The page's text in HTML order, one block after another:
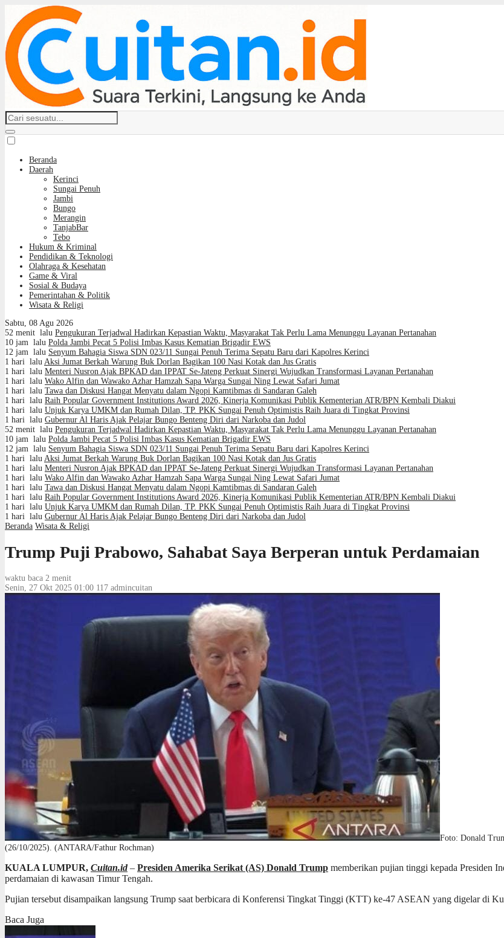
Beranda
Daerah
Kerinci
Sungai Penuh
Jambi
Bungo
Merangin
TanjabBar
Tebo
Hukum & Kriminal
Pendidikan & Teknologi
Olahraga & Kesehatan
Game & Viral
Sosial & Budaya
Pemerintahan & Politik
Wisata & Religi
Sabtu, 08 Agu 2026
52 menit lalu Pengukuran Terjadwal Hadirkan Kepastian Waktu, Masyarakat Tak Perlu Lama Menunggu Layanan Pertanahan
10 jam lalu Polda Jambi Pecat 5 Polisi Imbas Kasus Kematian Brigadir EWS
12 jam lalu Senyum Bahagia Siswa SDN 023/11 Sungai Penuh Terima Sepatu Baru dari Kapolres Kerinci
1 hari lalu Aksi Jumat Berkah Warung Buk Dorlan Bagikan 100 Nasi Kotak dan Jus Gratis
1 hari lalu Menteri Nusron Ajak BPKAD dan IPPAT Se-Jateng Perkuat Sinergi Wujudkan Transformasi Layanan Pertanahan
1 hari lalu Wako Alfin dan Wawako Azhar Hamzah Sapa Warga Sungai Ning Lewat Safari Jumat
1 hari lalu Tawa dan Diskusi Hangat Menyatu dalam Ngopi Kamtibmas di Sandaran Galeh
1 hari lalu Raih Popular Government Institutions Award 2026, Kinerja Komunikasi Publik Kementerian ATR/BPN Kembali Diakui
1 hari lalu Unjuk Karya UMKM dan Rumah Dilan, TP. PKK Sungai Penuh Optimistis Raih Juara di Tingkat Provinsi
1 hari lalu Gubernur Al Haris Ajak Pelajar Bungo Benteng Diri dari Narkoba dan Judol
52 menit lalu Pengukuran Terjadwal Hadirkan Kepastian Waktu, Masyarakat Tak Perlu Lama Menunggu Layanan Pertanahan
10 jam lalu Polda Jambi Pecat 5 Polisi Imbas Kasus Kematian Brigadir EWS
12 jam lalu Senyum Bahagia Siswa SDN 023/11 Sungai Penuh Terima Sepatu Baru dari Kapolres Kerinci
1 hari lalu Aksi Jumat Berkah Warung Buk Dorlan Bagikan 100 Nasi Kotak dan Jus Gratis
1 hari lalu Menteri Nusron Ajak BPKAD dan IPPAT Se-Jateng Perkuat Sinergi Wujudkan Transformasi Layanan Pertanahan
1 hari lalu Wako Alfin dan Wawako Azhar Hamzah Sapa Warga Sungai Ning Lewat Safari Jumat
1 hari lalu Tawa dan Diskusi Hangat Menyatu dalam Ngopi Kamtibmas di Sandaran Galeh
1 hari lalu Raih Popular Government Institutions Award 2026, Kinerja Komunikasi Publik Kementerian ATR/BPN Kembali Diakui
1 hari lalu Unjuk Karya UMKM dan Rumah Dilan, TP. PKK Sungai Penuh Optimistis Raih Juara di Tingkat Provinsi
1 hari lalu Gubernur Al Haris Ajak Pelajar Bungo Benteng Diri dari Narkoba dan Judol
Beranda Wisata & Religi
Trump Puji Prabowo, Sahabat Saya Berperan untuk Perdamaian
waktu baca 2 menit
Senin, 27 Okt 2025 01:00 117 admincuitan
Foto: Donald
(26/10/2025). (ANTARA/Fathur Rochman)
KUALA LUMPUR, Cuitan.id– Presiden Amerika Serikat (AS) Donald Trump memberikan pujian tinggi kepada Presiden
perdamaian di kawasan Timur Tengah.
Pujian tersebut disampaikan langsung Trump saat berbicara di Konferensi Tingkat Tinggi (KTT) ke-47 ASEAN yang digelar di
Baca Juga